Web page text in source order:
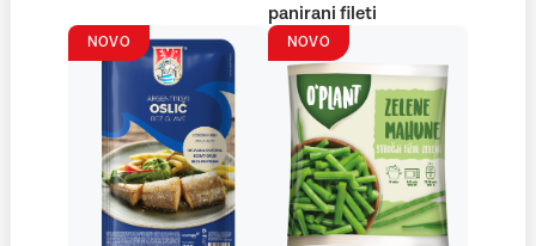
panirani fileti
NOVO NOVO